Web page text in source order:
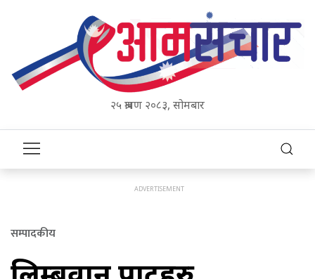
२५ श्रावण २०८३, सोमबार
सम्पादकीय